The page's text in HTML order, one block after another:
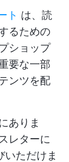
ト は、読
るための
ショップ
要な一部
ンツを配
ありま
レターに
いただけま